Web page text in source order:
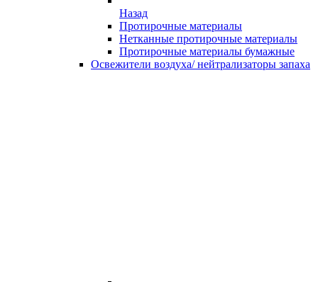
Назад
Протирочные материалы
Нетканные протирочные материалы
Протирочные материалы бумажные
Освежители воздуха/ нейтрализаторы запаха